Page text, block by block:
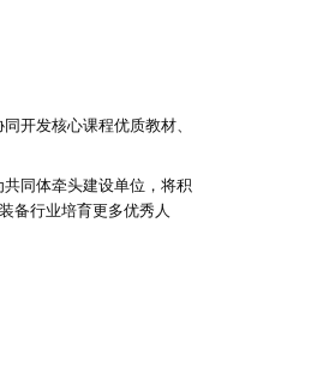
开发核心课程优质教材、
同体牵头建设单位，将积
备行业培育更多优秀人